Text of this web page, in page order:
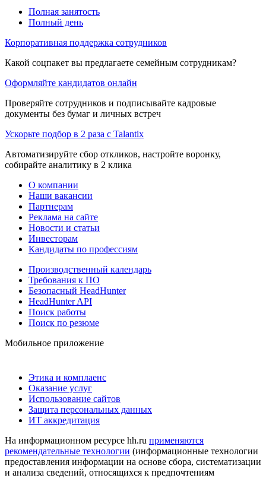
Полная занятость
Полный день
Корпоративная поддержка сотрудников
Какой соцпакет вы предлагаете семейным сотрудникам?
Оформляйте кандидатов онлайн
Проверяйте сотрудников и подписывайте кадровые
документы без бумаг и личных встреч
Ускорьте подбор в 2 раза с Talantix
Автоматизируйте сбор откликов, настройте воронку,
собирайте аналитику в 2 клика
О компании
Наши вакансии
Партнерам
Реклама на сайте
Новости и статьи
Инвесторам
Кандидаты по профессиям
Производственный календарь
Требования к ПО
Безопасный HeadHunter
HeadHunter API
Поиск работы
Поиск по резюме
Мобильное приложение
Этика и комплаенс
Оказание услуг
Использование сайтов
Защита персональных данных
ИТ аккредитация
На информационном ресурсе hh.ru применяются
рекомендательные технологии (информационные технологии
предоставления информации на основе сбора, систематизации
и анализа сведений, относящихся к предпочтениям